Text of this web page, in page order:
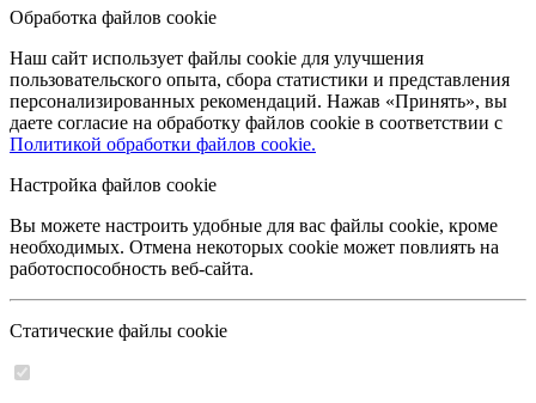
Обработка файлов cookie
Наш сайт использует файлы cookie для улучшения
пользовательского опыта, сбора статистики и представления
персонализированных рекомендаций. Нажав «Принять», вы
даете согласие на обработку файлов cookie в соответствии с
Политикой обработки файлов cookie.
Настройка файлов cookie
Вы можете настроить удобные для вас файлы cookie, кроме
необходимых. Отмена некоторых cookie может повлиять на
работоспособность веб-сайта.
Статические файлы cookie